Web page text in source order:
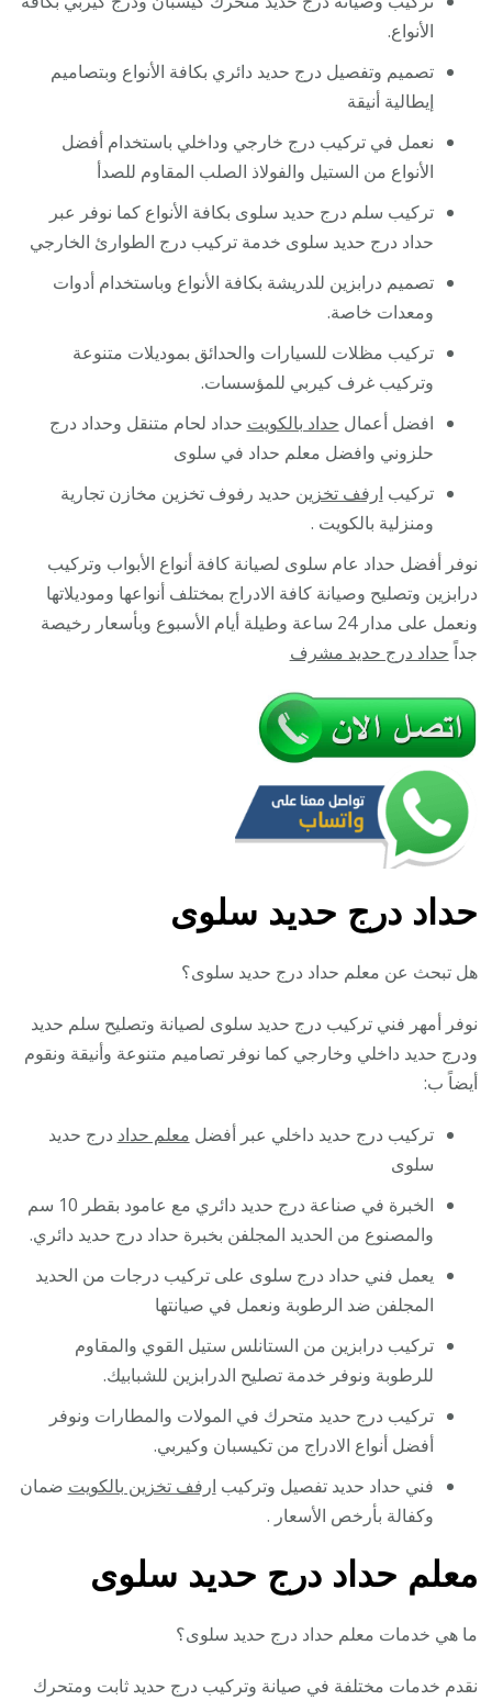
الأنواع.
تصميم وتفصيل درج حديد دائري بكافة الأنواع وبتصاميم
إيطالية أنيقة
نعمل في تركيب درج خارجي وداخلي باستخدام أفضل
الأنواع من الستيل والفولاذ الصلب المقاوم للصدأ
تركيب سلم درج حديد سلوى بكافة الأنواع كما نوفر عبر
حداد درج حديد سلوى خدمة تركيب درج الطوارئ الخارجي
تصميم درابزين للدريشة بكافة الأنواع وباستخدام أدوات
ومعدات خاصة.
تركيب مظلات للسيارات والحدائق بموديلات متنوعة
وتركيب غرف كيربي للمؤسسات.
افضل أعمال حداد بالكويت حداد لحام متنقل وحداد درج
حلزوني وافضل معلم حداد في سلوى
تركيب ارفف تخزين حديد رفوف تخزين مخازن تجارية
ومنزلية بالكويت .
نوفر أفضل حداد عام سلوى لصيانة كافة أنواع الأبواب وتركيب
درابزين وتصليح وصيانة كافة الادراج بمختلف أنواعها وموديلاتها
ونعمل على مدار 24 ساعة وطيلة أيام الأسبوع وبأسعار رخيصة
جداًحداد درج حديد مشرف
حداد درج حديد سلوى
هل تبحث عن معلم حداد درج حديد سلوى؟
نوفر أمهر فني تركيب درج حديد سلوى لصيانة وتصليح سلم حديد
ودرج حديد داخلي وخارجي كما نوفر تصاميم متنوعة وأنيقة ونقوم
أيضاً ب:
تركيب درج حديد داخلي عبر أفضل معلم حداد درج حديد
سلوى
الخبرة في صناعة درج حديد دائري مع عامود بقطر 10 سم
والمصنوع من الحديد المجلفن بخبرة حداد درج حديد دائري.
يعمل فني حداد درج سلوى على تركيب درجات من الحديد
المجلفن ضد الرطوبة ونعمل في صيانتها
تركيب درابزين من الستانلس ستيل القوي والمقاوم
للرطوبة ونوفر خدمة تصليح الدرابزين للشبابيك.
تركيب درج حديد متحرك في المولات والمطارات ونوفر
أفضل أنواع الادراج من تكيسبان وكيربي.
فني حداد حديد تفصيل وتركيب ارفف تخزين بالكويت ضمان
وكفالة بأرخص الأسعار .
معلم حداد درج حديد سلوى
ما هي خدمات معلم حداد درج حديد سلوى؟
نقدم خدمات مختلفة في صيانة وتركيب درج حديد ثابت ومتحرك